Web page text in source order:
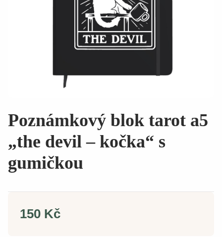
Poznámkový blok tarot a5
„the devil – kočka“ s
gumičkou
150 Kč